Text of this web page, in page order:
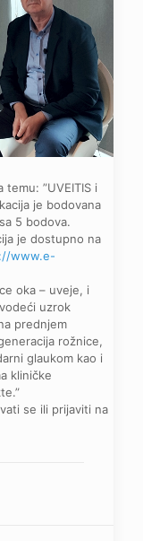
”UVEITIS i
je bodovana
5 bodova.
je dostupno na
www.e-
oka – uveje, i
uzrok
prednjem
rožnice,
glaukom kao i
kliničke
se ili prijaviti na